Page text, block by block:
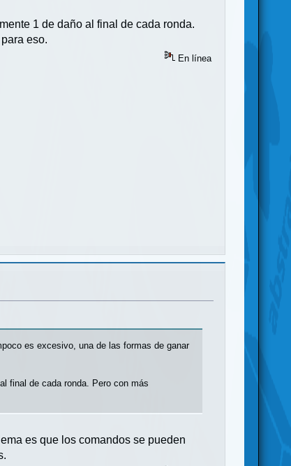
1 de daño al final de cada ronda.
eso.
En línea
es excesivo, una de las formas de ganar
final de cada ronda. Pero con más
es que los comandos se pueden